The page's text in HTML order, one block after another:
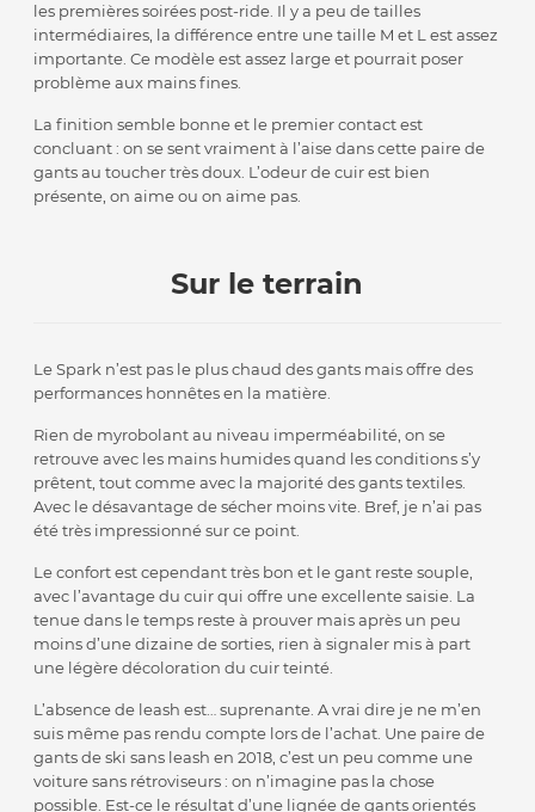
les premières soirées post-ride. Il y a peu de tailles
intermédiaires, la différence entre une taille M et L est assez
importante. Ce modèle est assez large et pourrait poser
problème aux mains fines.
La finition semble bonne et le premier contact est
concluant : on se sent vraiment à l’aise dans cette paire de
gants au toucher très doux. L’odeur de cuir est bien
présente, on aime ou on aime pas.
Sur le terrain
Le Spark n’est pas le plus chaud des gants mais offre des
performances honnêtes en la matière.
Rien de myrobolant au niveau imperméabilité, on se
retrouve avec les mains humides quand les conditions s’y
prêtent, tout comme avec la majorité des gants textiles.
Avec le désavantage de sécher moins vite. Bref, je n’ai pas
été très impressionné sur ce point.
Le confort est cependant très bon et le gant reste souple,
avec l’avantage du cuir qui offre une excellente saisie. La
tenue dans le temps reste à prouver mais après un peu
moins d’une dizaine de sorties, rien à signaler mis à part
une légère décoloration du cuir teinté.
L’absence de leash est… suprenante. A vrai dire je ne m’en
suis même pas rendu compte lors de l’achat. Une paire de
gants de ski sans leash en 2018, c’est un peu comme une
voiture sans rétroviseurs : on n’imagine pas la chose
possible. Est-ce le résultat d’une lignée de gants orientés